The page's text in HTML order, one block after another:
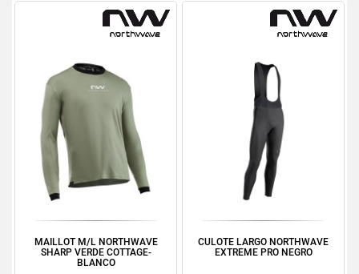
MAILLOT M/L NORTHWAVE
SHARP VERDE COTTAGE-
BLANCO
CULOTE LARGO NORTHWAVE
EXTREME PRO NEGRO